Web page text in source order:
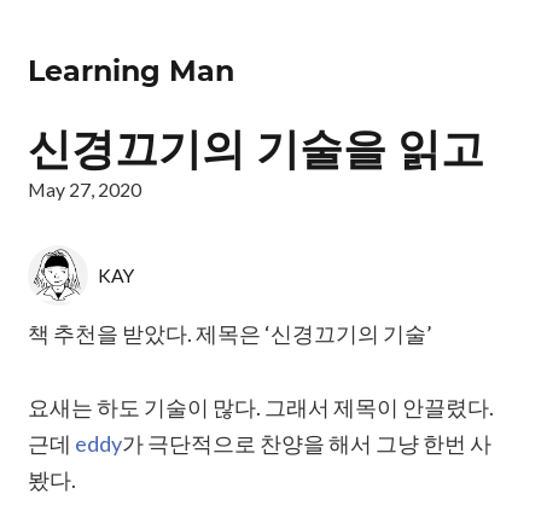
Learning Man
신경끄기의 기술을 읽고
May 27, 2020
KAY
책 추천을 받았다. 제목은 ‘신경끄기의 기술’
요새는 하도 기술이 많다. 그래서 제목이 안끌렸다.
근데 eddy가 극단적으로 찬양을 해서 그냥 한번 사
봤다.